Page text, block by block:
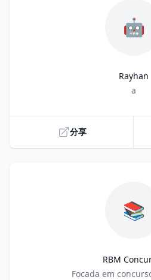
🤖
Rayhan
a
分享
📚
RBM
Focada em